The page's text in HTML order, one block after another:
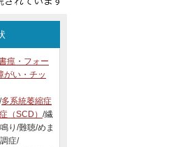
痙・フォー
がい・チッ
/多系統萎縮症
（SCD） /繊
り/難聴/めま
症/